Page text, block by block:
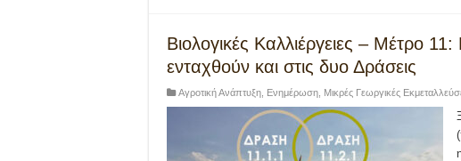
Βιολογικές Καλλιέργειες – Μέτρο
ενταχθούν και στις δυο Δράσεις
Αγροτική Ανάπτυξη Ενημέρωση Μικρές Γεωργικές